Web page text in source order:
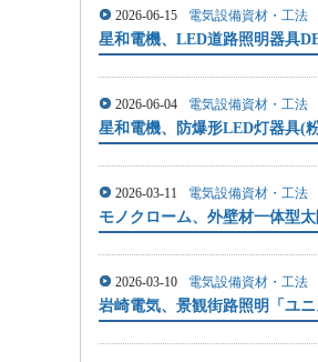
2026-06-15 電気設備資材・工法
星和電機、LED道路照明器具
2026-06-04 電気設備資材・工法
星和電機、防爆形LED灯器具(
2026-03-11 電気設備資材・工法
モノクローム、外壁材一体型
2026-03-10 電気設備資材・工法
岩崎電気、景観街路照明「ユ